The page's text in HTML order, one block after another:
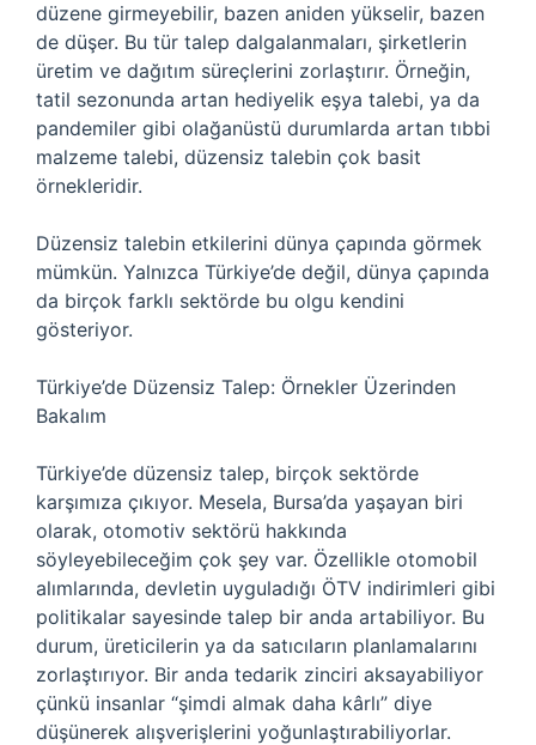
düzene girmeyebilir, bazen aniden yükselir, bazen
de düşer. Bu tür talep dalgalanmaları, şirketlerin
üretim ve dağıtım süreçlerini zorlaştırır. Örneğin,
tatil sezonunda artan hediyelik eşya talebi, ya da
pandemiler gibi olağanüstü durumlarda artan tıbbi
malzeme talebi, düzensiz talebin çok basit
örnekleridir.
Düzensiz talebin etkilerini dünya çapında görmek
mümkün. Yalnızca Türkiye’de değil, dünya çapında
da birçok farklı sektörde bu olgu kendini
gösteriyor.
Türkiye’de Düzensiz Talep: Örnekler Üzerinden
Bakalım
Türkiye’de düzensiz talep, birçok sektörde
karşımıza çıkıyor. Mesela, Bursa’da yaşayan biri
olarak, otomotiv sektörü hakkında
söyleyebileceğim çok şey var. Özellikle otomobil
alımlarında, devletin uyguladığı ÖTV indirimleri gibi
politikalar sayesinde talep bir anda artabiliyor. Bu
durum, üreticilerin ya da satıcıların planlamalarını
zorlaştırıyor. Bir anda tedarik zinciri aksayabiliyor
çünkü insanlar “şimdi almak daha kârlı” diye
düşünerek alışverişlerini yoğunlaştırabiliyorlar.